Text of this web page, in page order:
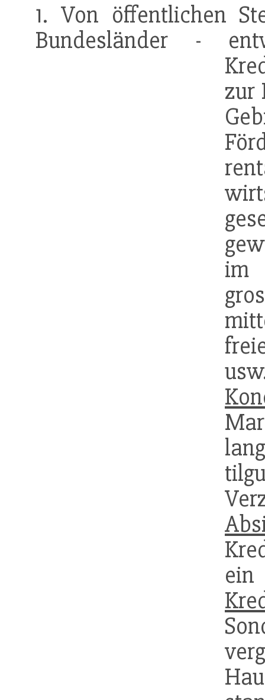
1. Von öffentlichen
Bundesländer -
zur
im